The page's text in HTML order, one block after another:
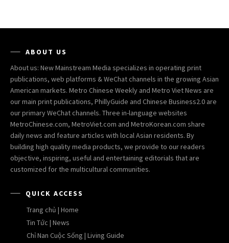
ABOUT US
About us: New Mainstream Media specializes in operating print
publications, web platforms & WeChat channels in the growing Asian
American markets. Metro Chinese Weekly and Metro Viet News are
our main print publications, PhillyGuide and Chinese Business2.0 are
our primary WeChat channels. Three in-language websites
MetroChinese.com, MetroViet.com and MetroKorean.com share
daily news and feature articles with local Asian residents. By
building high quality media products, we provide to our readers
objective, inspiring, useful and entertaining editorials that are
customized for the multicultural communities.
QUICK ACCESS
Trang chủ | Home
Tin Tức | News
Chỉ Nan Cuộc Sống | Living Guide